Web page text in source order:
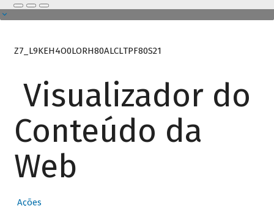
Z7_L9KEH4O0LORH80ALCLTPF80S21
Visualizador do
Conteúdo da
Web
Ações